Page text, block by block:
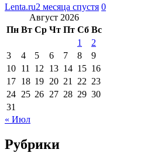
Lenta.ru2 месяца спустя 0
Август 2026
Пн Вт Ср Чт Пт Сб Вс
1
2
3
4 5 6 7 8
9
10 11 12 13 14 15 16
17 18 19 20 21 22 23
24 25 26 27 28 29 30
31
« Июл
Рубрики